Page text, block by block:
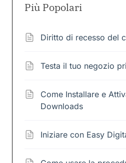
Più Popolari
Diritto di recesso del
Testa il tuo negozio
Come Installare e
Downloads
Iniziare con Easy